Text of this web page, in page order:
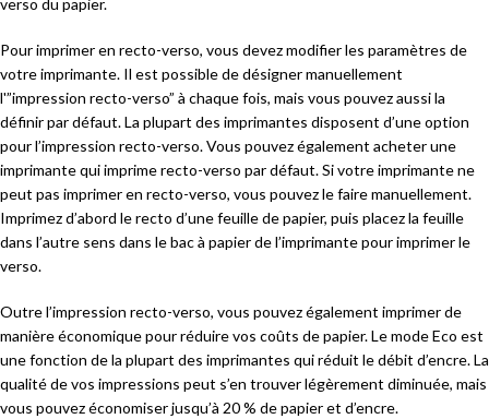
verso du papier.
Pour imprimer en recto-verso, vous devez modifier les paramètres de
votre imprimante. Il est possible de désigner manuellement
l'”impression recto-verso” à chaque fois, mais vous pouvez aussi la
définir par défaut. La plupart des imprimantes disposent d’une option
pour l’impression recto-verso. Vous pouvez également acheter une
imprimante qui imprime recto-verso par défaut. Si votre imprimante ne
peut pas imprimer en recto-verso, vous pouvez le faire manuellement.
Imprimez d’abord le recto d’une feuille de papier, puis placez la feuille
dans l’autre sens dans le bac à papier de l’imprimante pour imprimer le
verso.
Outre l’impression recto-verso, vous pouvez également imprimer de
manière économique pour réduire vos coûts de papier. Le mode Eco est
une fonction de la plupart des imprimantes qui réduit le débit d’encre. La
qualité de vos impressions peut s’en trouver légèrement diminuée, mais
vous pouvez économiser jusqu’à 20 % de papier et d’encre.